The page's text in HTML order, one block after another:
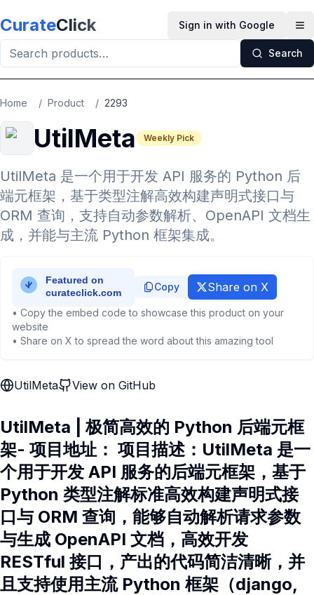
CurateClick Sign in with Google
Search
Home / Product / 2293
UtilMeta Weekly Pick
UtilMeta 是一个用于开发 API 服务的 Python 后
端元框架，基于类型注解高效构建声明式接口与
ORM 查询，支持自动参数解析、OpenAPI 文档生
成，并能与主流 Python 框架集成。
Copy Share on X
• Copy the embed code to showcase this product on your
website
• Share on X to spread the word about this amazing tool
UtilMeta View on GitHub
UtilMeta | 极简高效的 Python 后端元框
架- 项目地址： 项目描述：UtilMeta 是一
个用于开发 API 服务的后端元框架，基于
Python 类型注解标准高效构建声明式接
口与 ORM 查询，能够自动解析请求参数
与生成 OpenAPI 文档，高效开发
RESTful 接口，产出的代码简洁清晰，并
且支持使用主流 Python 框架（django,